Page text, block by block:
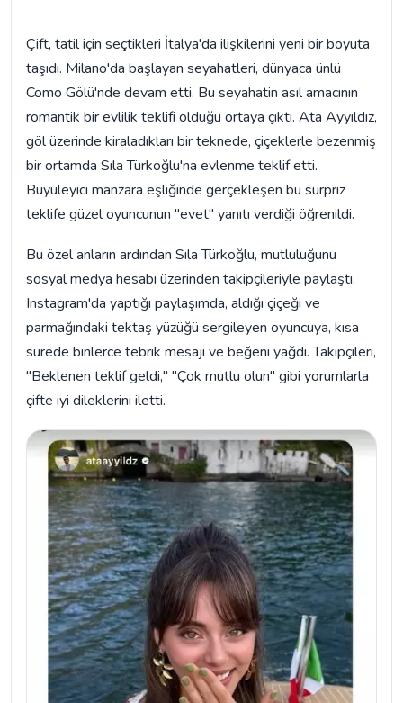
Çift, tatil için seçtikleri İtalya'da ilişkilerini yeni bir boyuta
taşıdı. Milano'da başlayan seyahatleri, dünyaca ünlü
Como Gölü'nde devam etti. Bu seyahatin asıl amacının
romantik bir evlilik teklifi olduğu ortaya çıktı. Ata Ayyıldız,
göl üzerinde kiraladıkları bir teknede, çiçeklerle bezenmiş
bir ortamda Sıla Türkoğlu'na evlenme teklif etti.
Büyüleyici manzara eşliğinde gerçekleşen bu sürpriz
teklife güzel oyuncunun "evet" yanıtı verdiği öğrenildi.
Bu özel anların ardından Sıla Türkoğlu, mutluluğunu
sosyal medya hesabı üzerinden takipçileriyle paylaştı.
Instagram'da yaptığı paylaşımda, aldığı çiçeği ve
parmağındaki tektaş yüzüğü sergileyen oyuncuya, kısa
sürede binlerce tebrik mesajı ve beğeni yağdı. Takipçileri,
"Beklenen teklif geldi," "Çok mutlu olun" gibi yorumlarla
çifte iyi dileklerini iletti.